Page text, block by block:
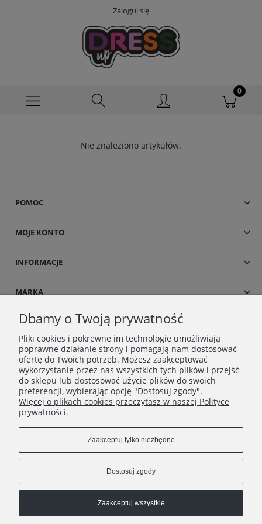
Zaloguj się
Nie znaleziono artykułów.
POMOC
MOJE KONTO
INFORMACJE
MARKA
Copyrights © 2021 - Dress UP
dressup.kontakt@gmail.com
+48790452216
Dbamy o Twoją prywatność
Pliki cookies i pokrewne im technologie umożliwiają
poprawne działanie strony i pomagają nam dostosować
ofertę do Twoich potrzeb. Możesz zaakceptować
wykorzystanie przez nas wszystkich tych plików i przejść
do sklepu lub dostosować użycie plików do swoich
preferencji, wybierając opcję "Dostosuj zgody".
Więcej o plikach cookies przeczytasz w naszej Polityce
prywatności.
Zaakceptuj tylko niezbędne
Dostosuj zgody
Zaakceptuj wszystkie